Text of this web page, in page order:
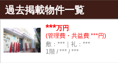
過去掲載物件一覧
***万円
(管理費・共益費 ***円)
敷：***｜礼：***
1階 / *** / ***